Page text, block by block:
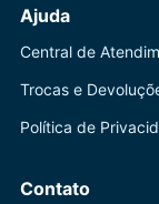
Ajuda
Central de
Trocas e
Política de
Contato